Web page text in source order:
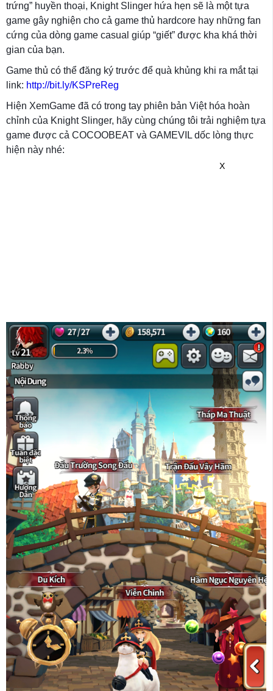
trứng” huyền thoại, Knight Slinger hứa hẹn sẽ là một tựa
game gây nghiện cho cả game thủ hardcore hay những fan
cứng của dòng game casual giúp “giết” được kha khá thời
gian của bạn.
Game thủ có thể đăng ký trước để quà khủng khi ra mắt tại
link: http://bit.ly/KSPreReg
Hiện XemGame đã có trong tay phiên bản Việt hóa hoàn
chỉnh của Knight Slinger, hãy cùng chúng tôi trải nghiệm tựa
game được cả COCOOBEAT và GAMEVIL dốc lòng thực
hiện này nhé:
X